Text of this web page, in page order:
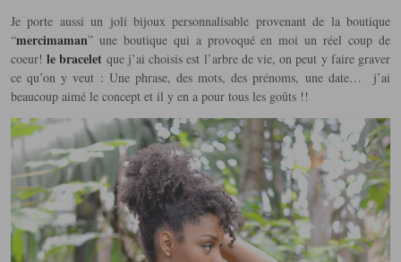
Je porte aussi un joli bijoux personnalisable provenant de la boutique
“mercimaman” une boutique qui a provoqué en moi un réel coup de
coeur!le bracelet que j’ai choisis est l’arbre de vie, on peut y faire graver
ce qu’on y veut : Une phrase, des mots, des prénoms, une date… j’ai
beaucoup aimé le concept et il y en a pour tous les goûts !!